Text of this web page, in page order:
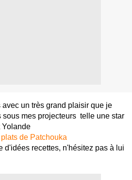
un très grand plaisir que je
sous mes projecteurs telle une star
Yolande
plats de Patchouka
d'idées recettes, n'hésitez pas à lui